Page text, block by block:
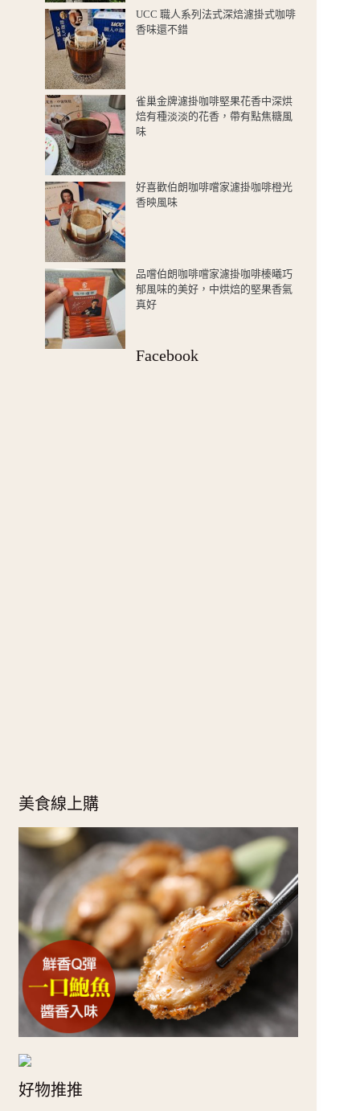
UCC 職人系列法式深焙濾掛式咖啡
香味還不錯
雀巢金牌濾掛咖啡堅果花香中深烘
焙有種淡淡的花香，帶有點焦糖風
味
好喜歡伯朗咖啡嚐家濾掛咖啡橙光
香映風味
品嚐伯朗咖啡嚐家濾掛咖啡榛曦巧
郁風味的美好，中烘焙的堅果香氣
真好
Facebook
美食線上購
好物推推